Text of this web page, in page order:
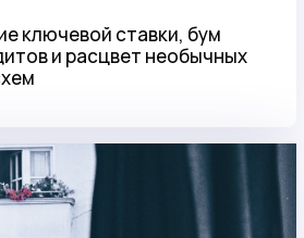
ключевой ставки, бум
и расцвет необычных